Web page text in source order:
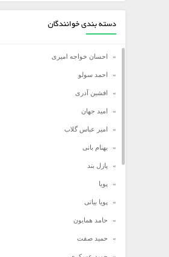
دسته بندی خوانندگان
احسان خواجه امیری
احمد سولو
افشین آدری
امید جهان
امیر عباس گلاب
بهنام بانی
پازل بند
پویا
پویا بیاتی
حامد همایون
حمید صفت